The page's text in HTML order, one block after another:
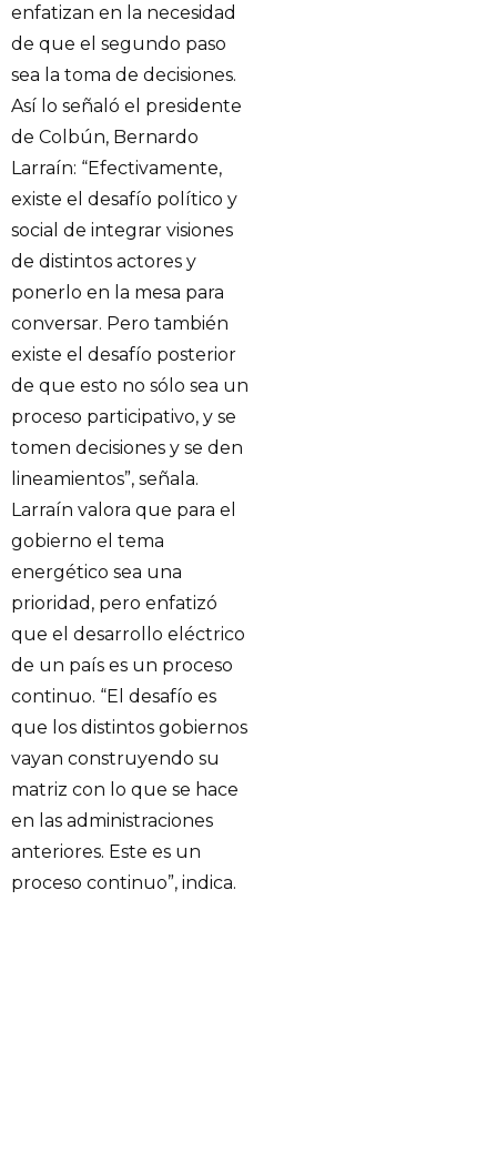
enfatizan en la necesidad
de que el segundo paso
sea la toma de decisiones.
Así lo señaló el presidente
de Colbún, Bernardo
Larraín: “Efectivamente,
existe el desafío político y
social de integrar visiones
de distintos actores y
ponerlo en la mesa para
conversar. Pero también
existe el desafío posterior
de que esto no sólo sea un
proceso participativo, y se
tomen decisiones y se den
lineamientos”, señala.
Larraín valora que para el
gobierno el tema
energético sea una
prioridad, pero enfatizó
que el desarrollo eléctrico
de un país es un proceso
continuo. “El desafío es
que los distintos gobiernos
vayan construyendo su
matriz con lo que se hace
en las administraciones
anteriores. Este es un
proceso continuo”, indica.